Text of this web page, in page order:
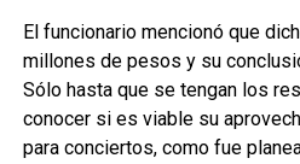
El funcionario mencionó que
millones de pesos y su
Sólo hasta que se tengan los
conocer si es viable su
para conciertos, como fue